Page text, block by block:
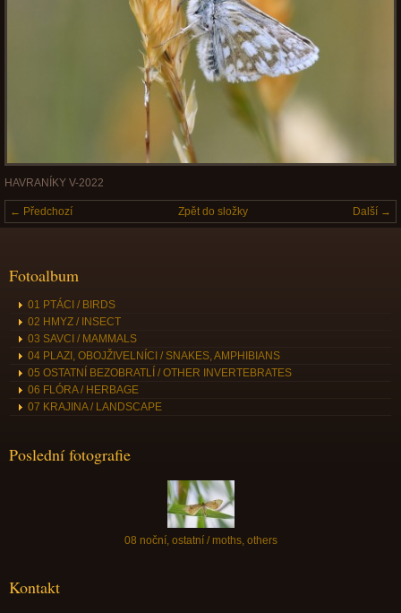
HAVRANÍKY V-2022
← Předchozí Další →
Zpět do složky
Fotoalbum
01 PTÁCI / BIRDS
02 HMYZ / INSECT
03 SAVCI / MAMMALS
04 PLAZI, OBOJŽIVELNÍCI / SNAKES, AMPHIBIANS
05 OSTATNÍ BEZOBRATLÍ / OTHER INVERTEBRATES
06 FLÓRA / HERBAGE
07 KRAJINA / LANDSCAPE
Poslední fotografie
08 noční, ostatní / moths, others
Kontakt